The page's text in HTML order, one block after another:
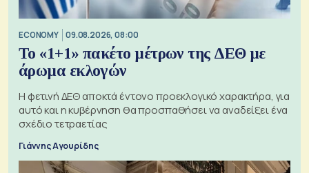
ECONOMY 09.08.2026, 08:00
Το «1+1» πακέτο μέτρων της ΔΕΘ με
άρωμα εκλογών
Η φετινή ΔΕΘ αποκτά έντονο προεκλογικό χαρακτήρα, για
αυτό και η κυβέρνηση θα προσπαθήσει να αναδείξει ένα
σχέδιο τετραετίας
Γιάννης Αγουρίδης